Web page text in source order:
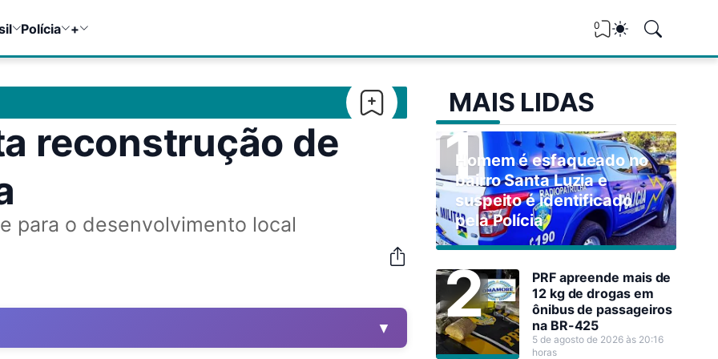
Polícia + 0
reconstrução de
para o desenvolvimento local
▼
MAIS LIDAS
Homem é esfaqueado no
bairro Santa Luzia e
suspeito é identificado
pela Polícia
PRF apreende mais de
12 kg de drogas em
ônibus de passageiros
na BR-425
5 de agosto de 2026 às 20:16
horas